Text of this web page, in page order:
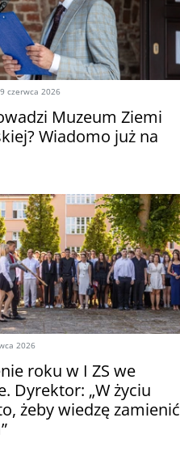
czerwca 2026
Muzeum Ziemi
Wiadomo już na
2026
roku w I ZS we
Dyrektor: „W życiu
żeby wiedzę zamienić